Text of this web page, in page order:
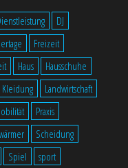
DJ
Freizeit
Haus
Hausschuhe
Kleidung
Landwirtschaft
Praxis
Scheidung
Spiel sport